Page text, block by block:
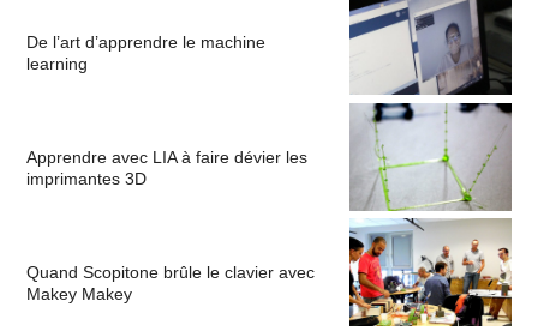
De l’art d’apprendre le machine
learning
Apprendre avec LIA à faire dévier les
imprimantes 3D
Quand Scopitone brûle le clavier avec
Makey Makey